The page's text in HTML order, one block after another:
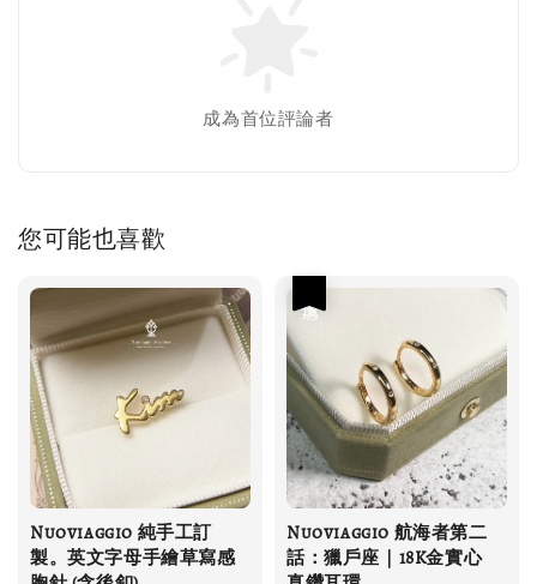
成為首位評論者
您可能也喜歡
Nuoviaggio 純手工訂
製。英文字母手繪草寫感
Nuoviaggio 航海者第二
話：獵戶座｜18K金實心